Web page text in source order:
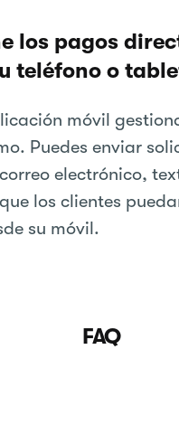
los pagos
teléfono o
móvil
Puedes enviar
electrónico,
los clientes
su móvil.
FAQ